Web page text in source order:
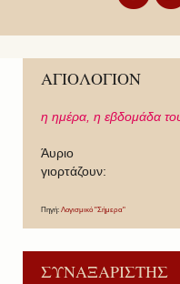
ΑΓΙΟΛΟΓΙΟΝ
η ημέρα, η εβδομάδα
Άυριο
γιορτάζουν:
Πηγή: Λογισμικό "Σήμερα"
ΣΥΝΑΞΑΡΙΣΤΗΣ